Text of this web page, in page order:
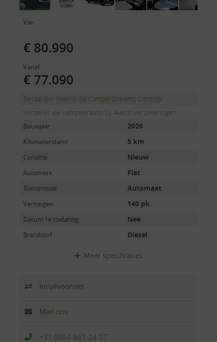
Van
€ 80.990
Vanaf
€ 77.090
Betaal per maand via CamperDreams Concept
Verzeker uw kampeerauto bij Aveco Verzekeringen
Bouwjaar 2026
Kilometerstand 5 km
Conditie Nieuw
Automerk Fiat
Transmissie Automaat
Vermogen 140 pk
Datum 1e toelating Nee
Brandstof Diesel
Meer specificaties
Inruilvoorstel
Mail ons
+31 (0)54 861 24 87